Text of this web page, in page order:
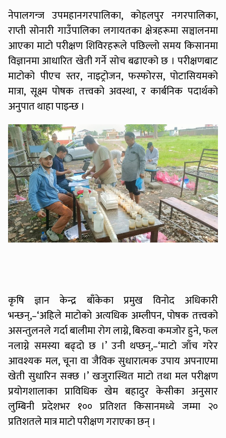
नेपालगन्ज उपमहानगरपालिका, कोहलपुर नगरपालिका,
राप्ती सोनारी गाउँपालिका लगायतका क्षेत्रहरूमा सञ्चालनमा
आएका माटो परीक्षण शिविरहरूले पछिल्लो समय किसानमा
विज्ञानमा आधारित खेती गर्ने सोच बढाएको छ । परीक्षणबाट
माटोको पीएच स्तर, नाइट्रोजन, फस्फोरस, पोटासियमको
मात्रा, सूक्ष्म पोषक तत्त्वको अवस्था, र कार्बनिक पदार्थको
अनुपात थाहा पाइन्छ ।
कृषि ज्ञान केन्द्र बाँकेका प्रमुख विनोद अधिकारी
भन्छन्,–‘अहिले माटोको अत्यधिक अम्लीपन, पोषक तत्त्वको
असन्तुलनले गर्दा बालीमा रोग लाग्ने, बिरुवा कमजोर हुने, फल
नलाग्ने समस्या बढ्दो छ ।’ उनी थप्छन्,–‘माटो जाँच गरेर
आवश्यक मल, चूना वा जैविक सुधारात्मक उपाय अपनाएमा
खेती सुधारिन सक्छ ।’ खजुरास्थित माटो तथा मल परीक्षण
प्रयोगशालाका प्राविधिक खेम बहादुर केसीका अनुसार
लुम्बिनी प्रदेशभर १०० प्रतिशत किसानमध्ये जम्मा २०
प्रतिशतले मात्र माटो परीक्षण गराएका छन् ।